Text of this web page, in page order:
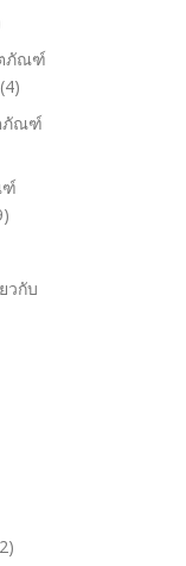
ตภัณฑ์
(4)
ภัณฑ์
ฑ์
วกับ